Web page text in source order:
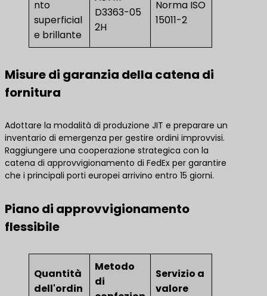
nto
superficial
e brillante
D3363-05
2H
Norma ISO
15011-2
Misure di garanzia della catena di
fornitura
Adottare la modalità di produzione JIT e preparare un
inventario di emergenza per gestire ordini improvvisi.
Raggiungere una cooperazione strategica con la
catena di approvvigionamento di FedEx per garantire
che i principali porti europei arrivino entro 15 giorni.
Piano di approvvigionamento
flessibile
Quantità
dell'ordin
Metodo
di
Servizio a
valore